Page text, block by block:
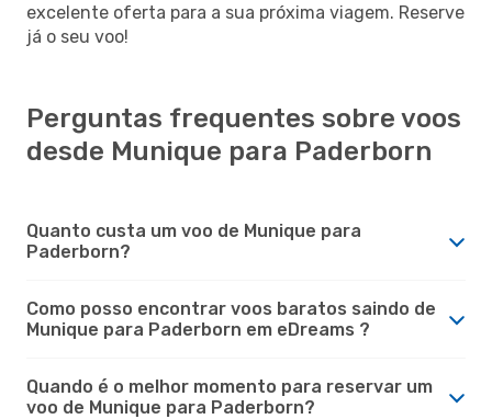
excelente oferta para a sua próxima viagem. Reserve
já o seu voo!
Perguntas frequentes sobre voos
desde Munique para Paderborn
Quanto custa um voo de Munique para
Paderborn?
Como posso encontrar voos baratos saindo de
Munique para Paderborn em eDreams ?
Quando é o melhor momento para reservar um
voo de Munique para Paderborn?